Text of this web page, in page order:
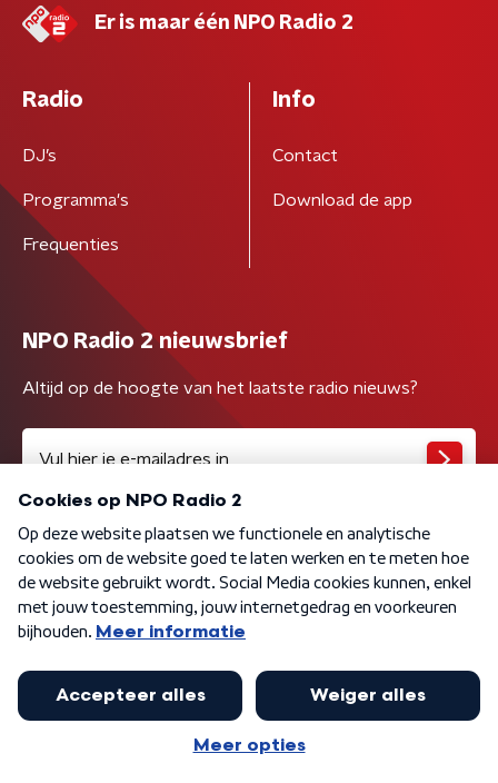
Er is maar één NPO Radio 2
Radio
DJ’s
Programma's
Frequenties
Info
Contact
Download de app
NPO Radio 2 nieuwsbrief
Altijd op de hoogte van het laatste radio nieuws?
Algemene voorwaarden